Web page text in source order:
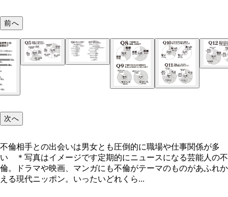
緊急調査！ ニッポンの不倫
緊急調査！ ニッポンの不倫
緊急調査！ ニッポンの不倫
緊急調査！ ニッポンの不倫
緊急調査！ ニッポンの不倫
前へ
次へ
不倫相手との出会いは男女とも圧倒的に職場や仕事関係が多
い ＊写真はイメージです定期的にニュースになる芸能人の不
倫。ドラマや映画、マンガにも不倫がテーマのものがあふれか
える現代ニッポン。いったいどれくら...